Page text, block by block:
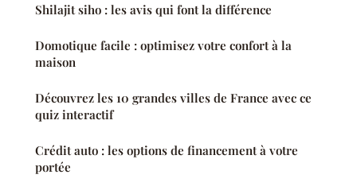
Shilajit siho : les avis qui font la différence
Domotique facile : optimisez votre confort à la
maison
Découvrez les 10 grandes villes de France avec ce
quiz interactif
Crédit auto : les options de financement à votre
portée